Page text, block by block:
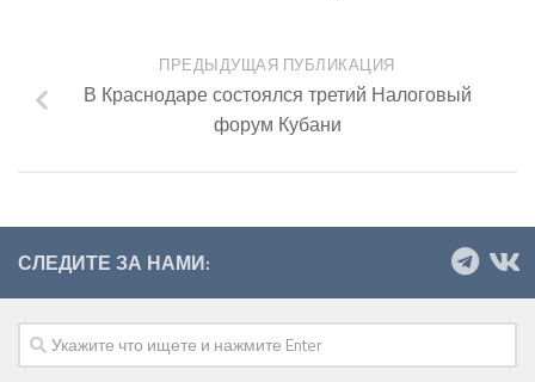
ПРЕДЫДУЩАЯ ПУБЛИКАЦИЯ
В Краснодаре состоялся третий Налоговый
форум Кубани
СЛЕДИТЕ ЗА НАМИ: